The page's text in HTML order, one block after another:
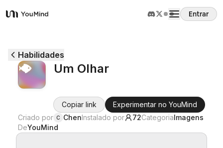
YouMind
Entrar
Casos de Uso
Habilidades
Habilidades
Um Olhar
Copiar link
Experimentar no YouMind
Criado por C ChenInstalado por 72CategoriaImagens
DeYouMind